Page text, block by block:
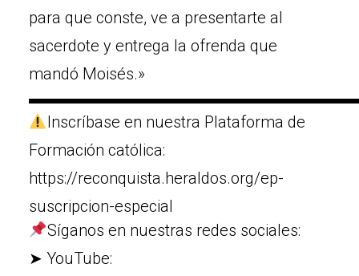
para que conste, ve a presentarte al
sacerdote y entrega la ofrenda que
mandó Moisés.»
Inscríbase en nuestra Plataforma de
Formación católica:
https://reconquista.heraldos.org/ep-
suscripcion-especial
Síganos en nuestras redes sociales:
➤ YouTube: